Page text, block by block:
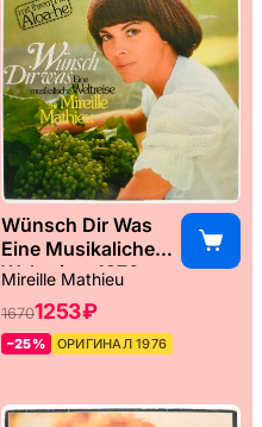
Wünsch Dir Was
Eine Musikaliche
Weltreise, 1976
Mireille Mathieu
16701253 ₽
–25% ОРИГИНАЛ 1976